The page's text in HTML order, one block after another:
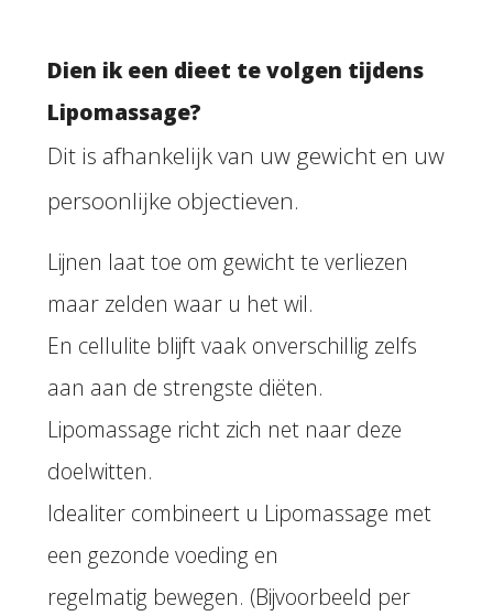
Dien ik een dieet te volgen tijdens
Lipomassage?
Dit is afhankelijk van uw gewicht en uw
persoonlijke objectieven.
Lijnen laat toe om gewicht te verliezen
maar zelden waar u het wil.
En cellulite blijft vaak onverschillig zelfs
aan aan de strengste diëten.
Lipomassage richt zich net naar deze
doelwitten.
Idealiter combineert u Lipomassage met
een gezonde voeding en
regelmatig bewegen. (Bijvoorbeeld per